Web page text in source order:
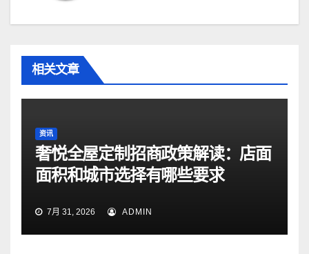
相关文章
资讯
奢悦全屋定制招商政策解读：店面
面积和城市选择有哪些要求
7月 31, 2026 ADMIN